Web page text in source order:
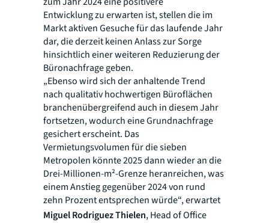
Entwicklung zu erwarten ist, stellen die im
Markt aktiven Gesuche für das laufende Jahr
dar, die derzeit keinen Anlass zur Sorge
hinsichtlich einer weiteren Reduzierung der
Büronachfrage geben.
„Ebenso wird sich der anhaltende Trend
nach qualitativ hochwertigen Büroflächen
branchenübergreifend auch in diesem Jahr
fortsetzen, wodurch eine Grundnachfrage
gesichert erscheint. Das
Vermietungsvolumen für die sieben
Metropolen könnte 2025 dann wieder an die
Drei-Millionen-m²-Grenze heranreichen, was
einem Anstieg gegenüber 2024 von rund
zehn Prozent entsprechen würde“, erwartet
Miguel Rodriguez Thielen, Head of Office